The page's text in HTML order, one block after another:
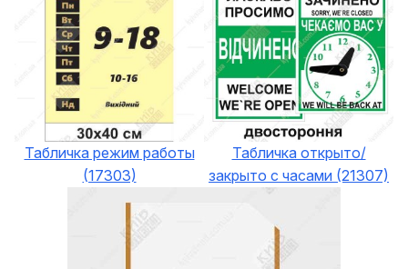
Табличка режим работы
(17303)
Табличка открыто/
закрыто с часами (21307)